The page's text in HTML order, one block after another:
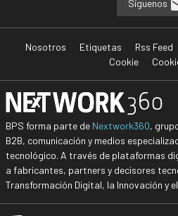
Síguenos
Nosotros Etiquetas Rss Feed
Cookie
BPS forma parte de Nextwork360,
B2B, comunicación y medios
tecnológico. A través de plataformas
a fabricantes, partners y decisores
Transformación Digital, la Innovación y